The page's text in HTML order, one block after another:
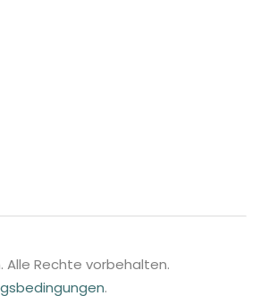
Alle Rechte vorbehalten.
.